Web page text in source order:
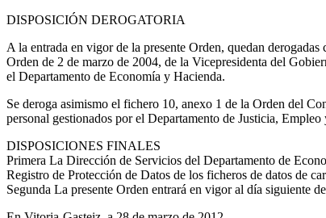
DISPOSICIÓN DEROGATORIA
A la entrada en vigor de la presente Orden, quedan
Orden de 2 de marzo de 2004, de la Vicepresidenta del
el Departamento de Economía y Hacienda.
Se deroga asimismo el fichero 10, anexo 1 de la Orden del
personal gestionados por el Departamento de Justicia,
DISPOSICIONES FINALES
Primera La Dirección de Servicios del Departamento de
Registro de Protección de Datos de los ficheros de datos de
Segunda La presente Orden entrará en vigor al día siguiente